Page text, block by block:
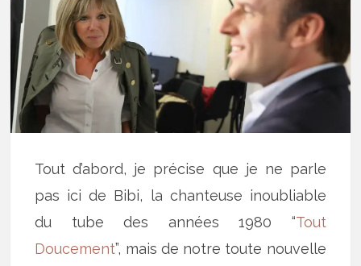
Tout d’abord, je précise que je ne parle
pas ici de Bibi, la chanteuse inoubliable
du tube des années 1980 “Tout
Doucement”, mais de notre toute nouvelle